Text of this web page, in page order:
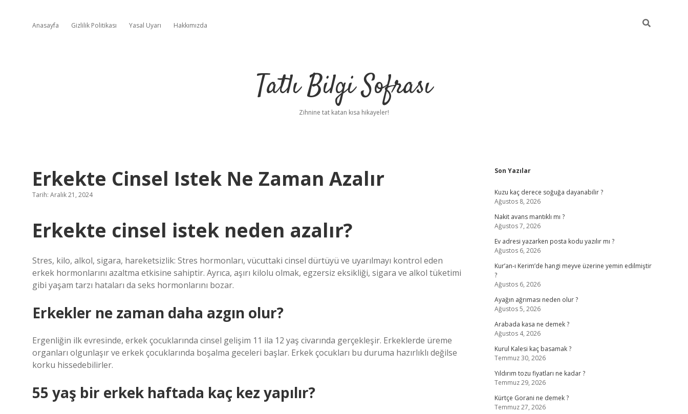
Anasayfa Gizlilik Politikası Yasal Uyarı Hakkımızda
Tatlı Bilgi Sofrası
Zihnine tat katan kısa hikayeler!
Erkekte Cinsel Istek Ne Zaman Azalır
Tarih: Aralık 21, 2024
Erkekte cinsel istek neden azalır?
Stres, kilo, alkol, sigara, hareketsizlik: Stres hormonları, vücuttaki cinsel dürtüyü ve uyarılmayı kontrol eden
erkek hormonlarını azaltma etkisine sahiptir. Ayrıca, aşırı kilolu olmak, egzersiz eksikliği, sigara ve alkol tüketimi
gibi yaşam tarzı hataları da seks hormonlarını bozar.
Erkekler ne zaman daha azgın olur?
Ergenliğin ilk evresinde, erkek çocuklarında cinsel gelişim 11 ila 12 yaş civarında gerçekleşir. Erkeklerde üreme
organları olgunlaşır ve erkek çocuklarında boşalma geceleri başlar. Erkek çocukları bu duruma hazırlıklı değilse
korku hissedebilirler.
55 yaş bir erkek haftada kaç kez yapılır?
Sidebar
Son Yazılar
Kuzu kaç derece soğuğa dayanabilir ?
Ağustos 8, 2026
Nakit avans mantıklı mı ?
Ağustos 7, 2026
Ev adresi yazarken posta kodu yazılır mı ?
Ağustos 6, 2026
Kur’an-ı Kerim’de hangi meyve üzerine yemin edilmiştir
?
Ağustos 6, 2026
Ayağın ağrıması neden olur ?
Ağustos 5, 2026
Arabada kasa ne demek ?
Ağustos 4, 2026
Kurul Kalesi kaç basamak ?
Temmuz 30, 2026
Yıldırım tozu fiyatları ne kadar ?
Temmuz 29, 2026
Kürtçe Gorani ne demek ?
Temmuz 27, 2026